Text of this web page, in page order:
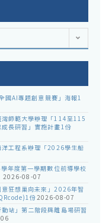
國AI專題創意競賽」海報1
師範大學辦理「114至115
長研習」實施計畫1份
工程系辦理「2026學生船
年度第一學期數位前導學校
2026-08-07
狂想巢向未來」2026年智
份2026-08-07
站」第二階段與離島場研習